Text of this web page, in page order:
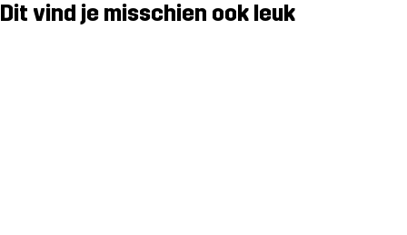
Dit vind je misschien ook leuk